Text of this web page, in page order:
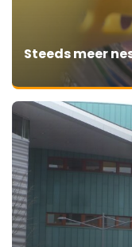
Steeds meer